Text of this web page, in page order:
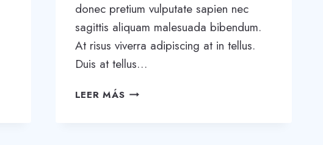
donec pretium vulputate sapien nec
sagittis aliquam malesuada bibendum.
At risus viverra adipiscing at in tellus.
Duis at tellus…
LEER MÁS TOOLS